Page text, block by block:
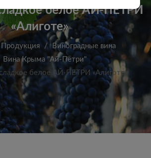
белое АЙ-ПЕТРИ
«Алиготе»
Продукция
Виноградные вина
Вина Крыма "Ай-Петри"
белое АЙ-ПЕТРИ «Алиготе»